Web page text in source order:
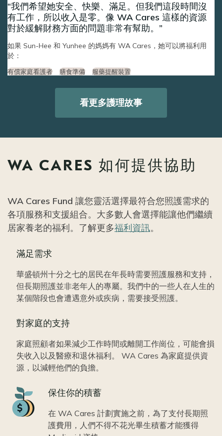
我們希望她安全、快樂、滿足。但我們這段時間沒
有工作，所以收入是零。像 WA Cares 這樣的資源
對於緩解財務方面的問題非常有幫助。
如果 Sun-Hee 和 Yunhee 的媽媽有 WA Cares，她可以將福利用
於：
有償家庭看護者 膳食準備 服藥提醒裝置
看更多護理故事
WA CARES 如何提供協助
WA Cares Fund 讓您靈活選擇最符合您照護需求的
各項服務和支援組合。大多數人會選擇能讓他們繼續
居家養老的福利。了解更多福利資訊。
滿足需求
華盛頓州十分之七的居民在年長時需要照護服務和支持，
但長期照護並非老年人的專屬。我們中的一些人在人生的
某個階段也會遭遇意外或疾病，需要接受照護。
對家庭的支持
家庭照顧者如果減少工作時間或離開工作崗位，可能會損
失收入以及醫療和退休福利。 WA Cares 為家庭提供資
源，以減輕他們的負擔。
Icon 保住你的積蓄
在 WA Cares 計劃實施之前，為了支付長期照
護費用，人們不得不花光畢生積蓄才能獲得